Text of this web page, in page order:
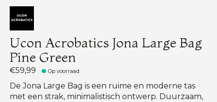
Ucon Acrobatics Jona Large Bag
Pine Green
€59,99 Op voorraad
De Jona Large Bag is een ruime en moderne tas
met een strak, minimalistisch ontwerp. Duurzaam,